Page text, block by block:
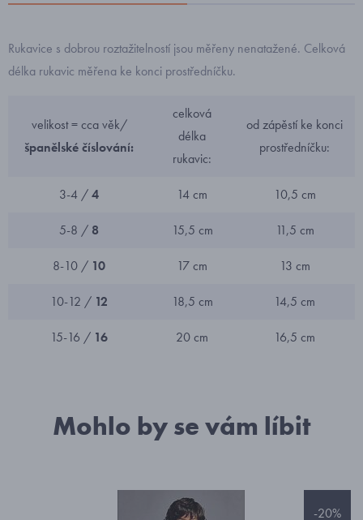
Rukavice s dobrou roztažitelností jsou měřeny nenatažené. Celková
délka rukavic měřena ke konci prostředníčku.
velikost = cca věk/
španělské číslování:
celková
délka
rukavic:
od zápěstí ke konci
prostředníčku:
3-4 /4 14 cm 10,5 cm
5-8 / 8 15,5 cm 11,5 cm
8-10 / 10 17 cm 13 cm
10-12 / 12 18,5 cm 14,5 cm
15-16 / 16 20 cm 16,5 cm
Mohlo by se vám líbit
-20%